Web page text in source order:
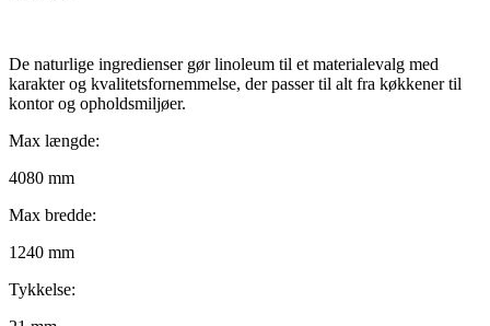
De naturlige ingredienser gør linoleum til et materialevalg med
karakter og kvalitetsfornemmelse, der passer til alt fra køkkener til
kontor og opholdsmiljøer.
Max længde:
4080 mm
Max bredde:
1240 mm
Tykkelse: